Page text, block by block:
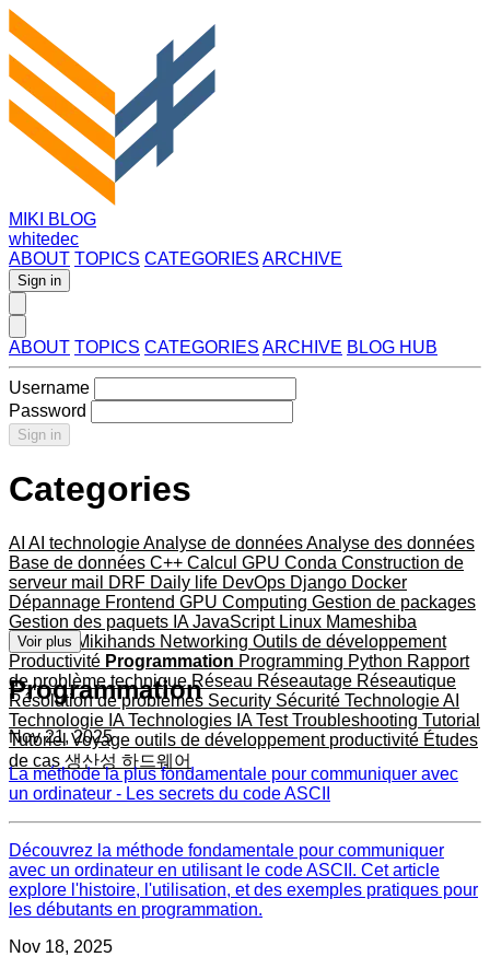
MIKI BLOG
whitedec
ABOUT TOPICS CATEGORIES ARCHIVE
Sign in
ABOUT TOPICS CATEGORIES ARCHIVE BLOG HUB
Username
Password
Sign in
Categories
AI AI technologieAnalyse de donnéesAnalyse des données
Base de données C++ Calcul GPU Conda Construction de
serveur mail
DRF Daily life DevOps Django Docker
Dépannage Frontend GPU Computing Gestion de packages
Gestion des paquets IAJavaScript Linux Mameshiba
Matériel Mikihands Networking Outils de développement
Productivité Programmation Programming Python Rapport
de problème techniqueRéseau Réseautage Réseautique
Résolution de problèmes Security Sécurité Technologie AI
Technologie IATechnologies IATestTroubleshooting Tutorial
TutorielVoyage outils de développement productivité Études
de cas 생산성 하드웨어
Voir plus
Programmation
Nov 21, 2025
La méthode la plus fondamentale pour communiquer avec
un ordinateur - Les secrets du code ASCII
Découvrez la méthode fondamentale pour communiquer
avec un ordinateur en utilisant le code ASCII. Cet article
explore l'histoire, l'utilisation, et des exemples pratiques pour
les débutants en programmation.
Nov 18, 2025